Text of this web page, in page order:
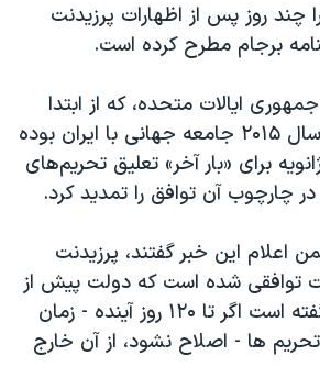
چند روز پس از اظهارات پرزیدنت
برجام مطرح کرده است.
ایالات متحده، که از ابتدا
مخالف توافق اتمی سال ۲۰۱۵ جامعه جهانی با ایران بوده
روز جمعه ۱۲ ژانویه برای «بار آخر» تعلیق تحریم‌های
چارچوب آن توافق را تمدید کرد.
اعلام این خبر گفتند، پرزیدنت
توافقی شده است که دولت پیش از
او زیر بار آن رفته و گفته است اگر تا ۱۲۰ روز آینده - زمان
ها - اصلاح نشود، از آن خارج